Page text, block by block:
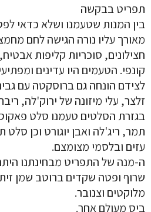
תפריט בבקשה
בין המנות שטעמנו ושלא כדאי
מאורך עליו נורה הגישה לחם
חצילונים, סוכריות קליפות
קונפי. הטעמים היו עדינים
לצידם הונחה גם ברוסקטה עם
זלצר, עלי מיזונה של ירוק'לה,
בגזרת הסלטים טעמנו סלט
תמר, ריג'לה ואבן יוגורט וכן סלט
עזים ובלסמי מצומצם.
ה-מנה של התפריט מבחינתנו
שרוף ופטה שקדים ברוטב שמן
מלוקטים וצנובר.
ביס מעולם אחר.